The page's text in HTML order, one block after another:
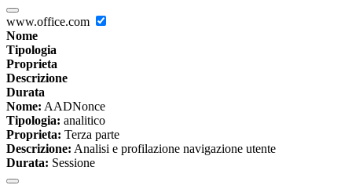
www.office.com
Nome
Tipologia
Proprieta
Descrizione
Durata
Nome: AADNonce
Tipologia: analitico
Proprieta: Terza parte
Descrizione: Analisi e profilazione navigazione utente
Durata: Sessione